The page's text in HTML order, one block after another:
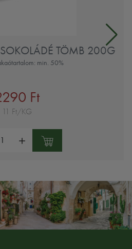
TÖMB 200G
min. 50%
Ft
11 Ft/KG